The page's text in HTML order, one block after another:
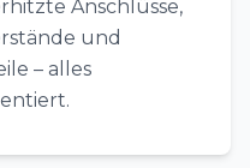
Anschlüsse,
und
– alles